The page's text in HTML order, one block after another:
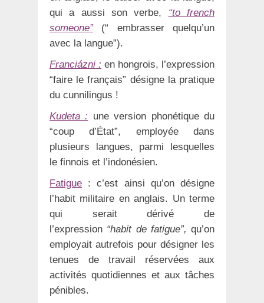
qui a aussi son verbe, “to french
someone”(“ embrasser quelqu’un
avec la langue”).
Franciázni : en hongrois, l’expression
“faire le français” désigne la pratique
du cunnilingus !
Kudeta : une version phonétique du
“coup d’État”, employée dans
plusieurs langues, parmi lesquelles
le finnois et l’indonésien.
Fatigue : c’est ainsi qu’on désigne
l’habit militaire en anglais. Un terme
qui serait dérivé de
l’expression “habit de fatigue”, qu’on
employait autrefois pour désigner les
tenues de travail réservées aux
activités quotidiennes et aux tâches
pénibles.